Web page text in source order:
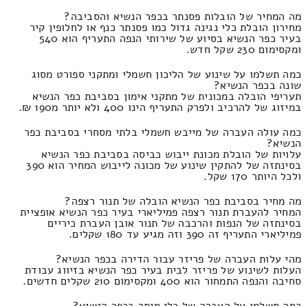
מה המחיר של הובלות פסנתר בכפר הנשיא והסביבה?
מחירון הובלת כלי נגינה גדול כמו פסנתר כנף או לחלופין קיר
בעיר כפר הנשיא בסיוע של שירותי הנפה התעריף הוא 540
ומקסימום 230 שקל חדש.
כמה תשלמו על שינוע של הליכון חשמלי ומתקני ספורט מסוג
שונה בכפר הנשיא?
תעריפי הובלה במכונית של מתקני אימון בסביבת כפר הנשיא
במיזוג של להרכיב ולפרק התעריף הינו 400 ולא יותר מ190 ₪.
כמה עולה העברה של מייבש חשמלי בלתי מסחרי בסביבת כפר
הנשיא?
עלויות של הובלת מכונת ייבוש כביסה בסביבת כפר הנשיא
בסינתזה של להתקין שינוע של מכונה לייבוש המחיר הוא 390
ולכל היותר 170 שקל.
מה מחיר בסביבת כפר הנשיא הובלה של תנור רצפה?
המחיר להעברת תנור רצפה פמיליארי בעיר כפר הנשיא אופציית
בסינתזה של הנפות והרכבה של תנור אובן העברת כיריים
פמיליארי התעריף זה 390 וזה מגיע עד 180 שקלים.
מהי עלות העברה של פריזר עבור הדירה בכפר הנשיא?
העלות לשינוע של פריזר לבית בעיר כפר הנשיא בזיווג עבודת
סחיבה והנפה התמחור הוא 400 ומקסימום 210 שקלים חדשים.